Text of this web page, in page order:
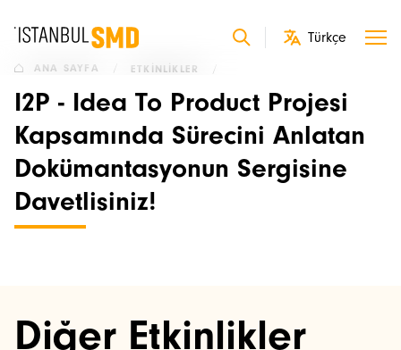
ANA SAYFA ETKINLIKLER /
I2P - Idea To Product Projesi
Kapsamında Sürecini Anlatan
Dokümantasyonun Sergisine
Davetlisiniz!
Diğer Etkinlikler